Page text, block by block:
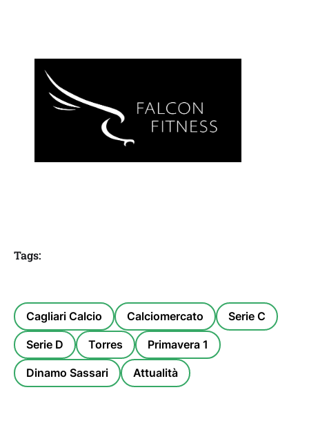
Tags:
Cagliari Calcio Calciomercato Serie C
Serie D Torres Primavera 1
Dinamo Sassari Attualità